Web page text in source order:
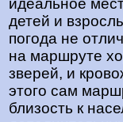
идеальное
детей и
погода не
на маршруте
зверей, и
этого сам
близость к